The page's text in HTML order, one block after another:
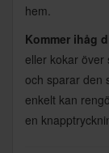
hem.
Kommer ihåg
eller kokar över
och sparar den
enkelt kan
en